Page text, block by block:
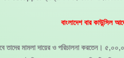
বাংলাদেশ বার কাউন্সিল
তাদের মামলা দায়ের ও পরিচালনা করতেন।